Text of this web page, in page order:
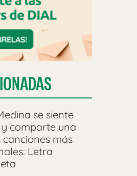
se siente
y comparte una
canciones más
Letra